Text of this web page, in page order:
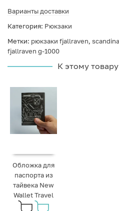
Варианты доставки
Категория: Рюкзаки
Метки: рюкзаки fjallraven,
fjallraven g-1000
К этому
Обложка для
паспорта из
тайвека New
Wallet Travel